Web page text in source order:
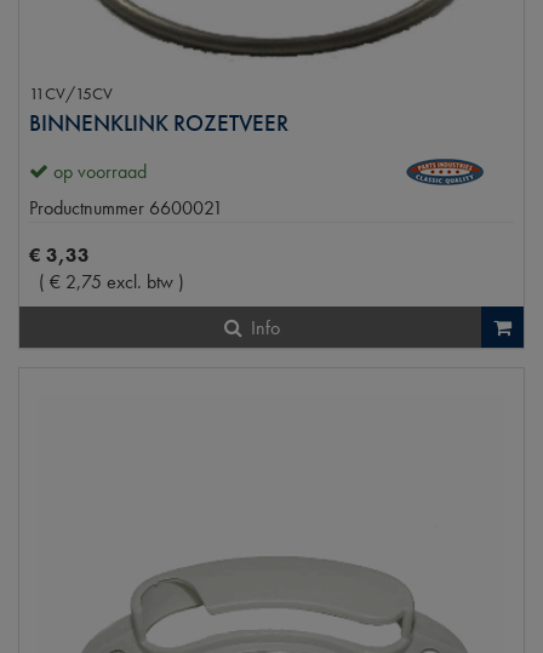
11CV/15CV
BINNENKLINK ROZETVEER
op voorraad
Productnummer 6600021
€ 3,33
( € 2,75 excl. btw )
Info